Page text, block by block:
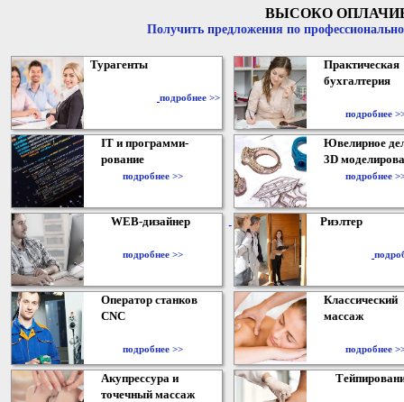
ВЫСОКО
Получить предложения по
Турагенты
подробнее >>
Практическая
бухгалтерия
подробнее
IT и программи-
рование
подробнее >>
Ювелирное
3D
подробнее
WEB-дизайнер
подробнее >>
Риэлтер
Оператор станков
CNC
подробнее >>
Классический
массаж
подробнее
Акупрессура и
точечный массаж